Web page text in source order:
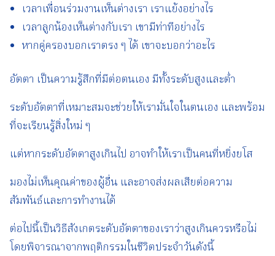
เวลาเพื่อนร่วมงานเห็นต่างเรา เราแย้งอย่างไร
เวลาลูกน้องเห็นต่างกับเรา เขามีท่าทีอย่างไร
หากคู่ครองบอกเราตรง ๆ ได้ เขาจะบอกว่าอะไร
อัตตา เป็นความรู้สึกที่มีต่อตนเอง มีทั้งระดับสูงและต่ำ
ระดับอัตตาที่เหมาะสมจะช่วยให้เรามั่นใจในตนเอง และพร้อม
ที่จะเรียนรู้สิ่งใหม่ ๆ
แต่หากระดับอัตตาสูงเกินไป อาจทำให้เราเป็นคนที่หยิ่งยโส
มองไม่เห็นคุณค่าของผู้อื่น และอาจส่งผลเสียต่อความ
สัมพันธ์และการทำงานได้
ต่อไปนี้เป็นวิธีสังเกตระดับอัตตาของเราว่าสูงเกินควรหรือไม่
โดยพิจารณาจากพฤติกรรมในชีวิตประจำวันดังนี้